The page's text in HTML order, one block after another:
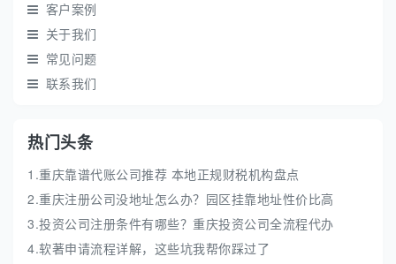
客户案例
关于我们
常见问题
联系我们
热门头条
1.重庆靠谱代账公司推荐 本地正规财税机构盘点
2.重庆注册公司没地址怎么办？园区挂靠地址性价比高
3.投资公司注册条件有哪些？重庆投资公司全流程代办
4.软著申请流程详解，这些坑我帮你踩过了